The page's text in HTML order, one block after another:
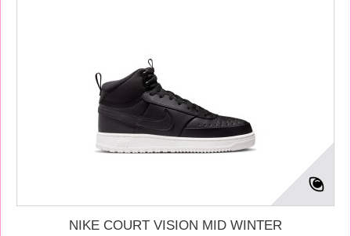
NIKE COURT VISION MID WINTER